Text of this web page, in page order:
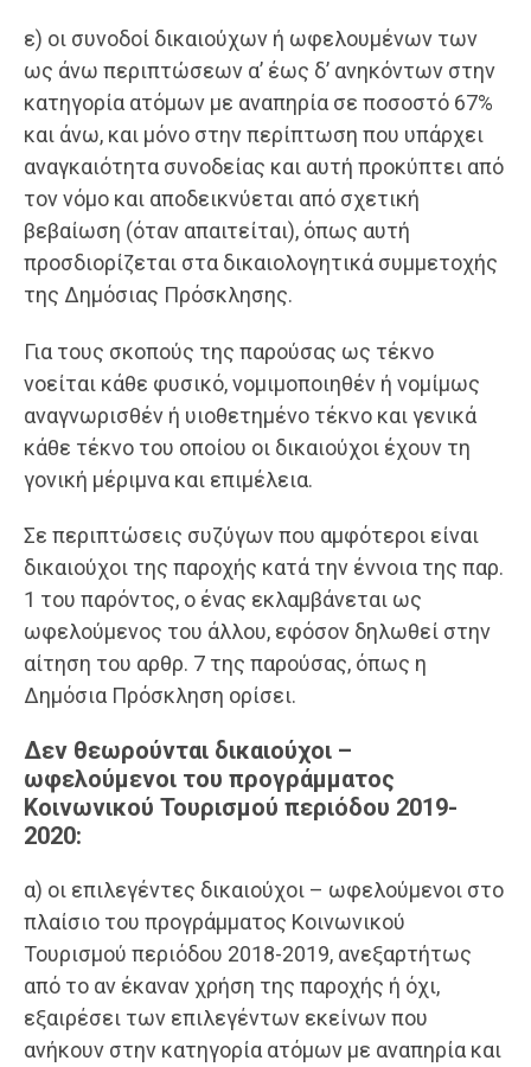
ε) οι συνοδοί δικαιούχων ή ωφελουμένων των
ως άνω περιπτώσεων α’ έως δ’ ανηκόντων στην
κατηγορία ατόμων με αναπηρία σε ποσοστό 67%
και άνω, και μόνο στην περίπτωση που υπάρχει
αναγκαιότητα συνοδείας και αυτή προκύπτει από
τον νόμο και αποδεικνύεται από σχετική
βεβαίωση (όταν απαιτείται), όπως αυτή
προσδιορίζεται στα δικαιολογητικά συμμετοχής
της Δημόσιας Πρόσκλησης.
Για τους σκοπούς της παρούσας ως τέκνο
νοείται κάθε φυσικό, νομιμοποιηθέν ή νομίμως
αναγνωρισθέν ή υιοθετημένο τέκνο και γενικά
κάθε τέκνο του οποίου οι δικαιούχοι έχουν τη
γονική μέριμνα και επιμέλεια.
Σε περιπτώσεις συζύγων που αμφότεροι είναι
δικαιούχοι της παροχής κατά την έννοια της παρ.
1 του παρόντος, ο ένας εκλαμβάνεται ως
ωφελούμενος του άλλου, εφόσον δηλωθεί στην
αίτηση του αρθρ. 7 της παρούσας, όπως η
Δημόσια Πρόσκληση ορίσει.
Δεν θεωρούνται δικαιούχοι –
ωφελούμενοι του προγράμματος
Κοινωνικού Τουρισμού περιόδου 2019-
2020:
α) οι επιλεγέντες δικαιούχοι – ωφελούμενοι στο
πλαίσιο του προγράμματος Κοινωνικού
Τουρισμού περιόδου 2018-2019, ανεξαρτήτως
από το αν έκαναν χρήση της παροχής ή όχι,
εξαιρέσει των επιλεγέντων εκείνων που
ανήκουν στην κατηγορία ατόμων με αναπηρία και